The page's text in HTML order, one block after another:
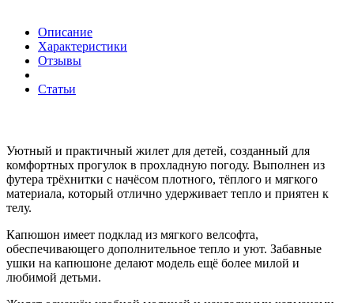
Описание
Характеристики
Отзывы
Статьи
Уютный и практичный жилет для детей, созданный для
комфортных прогулок в прохладную погоду. Выполнен из
футера трёхнитки с начёсом плотного, тёплого и мягкого
материала, который отлично удерживает тепло и приятен к
телу.
Капюшон имеет подклад из мягкого велсофта,
обеспечивающего дополнительное тепло и уют. Забавные
ушки на капюшоне делают модель ещё более милой и
любимой детьми.